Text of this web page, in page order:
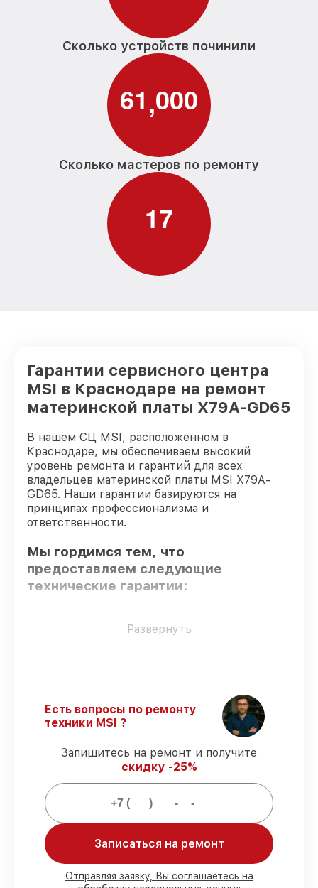
Сколько устройств починили
61,000
Сколько мастеров по ремонту
17
Гарантии сервисного центра
MSI в Краснодаре на ремонт
материнской платы X79A-GD65
В нашем СЦ MSI, расположенном в
Краснодаре, мы обеспечиваем высокий
уровень ремонта и гарантий для всех
владельцев материнской платы MSI X79A-
GD65. Наши гарантии базируются на
принципах профессионализма и
ответственности.
Мы гордимся тем, что
предоставляем следующие
технические гарантии:
Использование оригинальных
Соблюдение сроков починки–
восстановление материнской платы
X79A-GD65 выполняется строго в
оговоренные сроки.
Гарантийное обслуживание
обслуживаем материнских плат всегда
со строгим соблюдением гарантийных
обязательств.
Мы гарантируем:
Развернуть
Есть вопросы по ремонту
техники MSI ?
Запишитесь на ремонт и получите
скидку -25%
Записаться на ремонт
Отправляя заявку, Вы соглашаетесь на